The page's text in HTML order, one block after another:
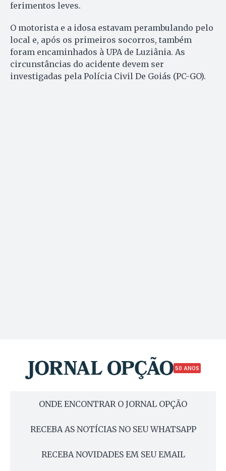
ferimentos leves.
O motorista e a idosa estavam perambulando pelo
local e, após os primeiros socorros, também
foram encaminhados à UPA de Luziânia. As
circunstâncias do acidente devem ser
investigadas pela Polícia Civil De Goiás (PC-GO).
50 ANOS
ONDE ENCONTRAR O JORNAL OPÇÃO
RECEBA AS NOTÍCIAS NO SEU WHATSAPP
RECEBA NOVIDADES EM SEU EMAIL